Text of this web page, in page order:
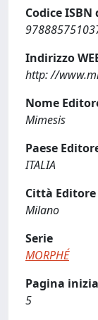
Codice
Indirizzo
http: //
Nome
Mimesis
Paese
ITALIA
Città Editore
Milano
Serie
MORPHÉ
Pagina
5